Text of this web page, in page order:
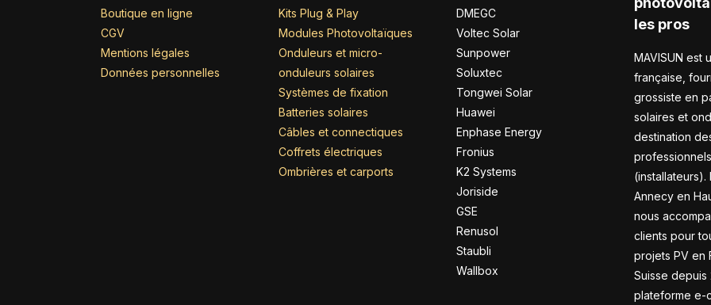
Boutique en ligne
CGV
Mentions légales
Données personnelles
Kits Plug & Play
Modules Photovoltaïques
Onduleurs et micro-
onduleurs solaires
Systèmes de fixation
Batteries solaires
Câbles et connectiques
Coffrets électriques
Ombrières et carports
DMEGC
Voltec Solar
Sunpower
Soluxtec
Tongwei Solar
Huawei
Enphase Energy
Fronius
K2 Systems
Joriside
GSE
Renusol
Staubli
Wallbox
les pros
MAVISUN est
française,
grossiste en
solaires et
destination
(installateurs).
Annecy en
nous
clients pour
projets PV en
Suisse depuis
plateforme e-